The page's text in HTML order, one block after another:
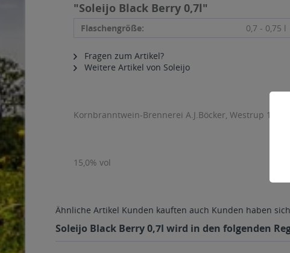
"Soleijo Black Berry 0,7l"
Flaschengröße: 0,7 - 0,75 l
Fragen zum Artikel?
Weitere Artikel von Soleijo
Kornbranntwein-Brennerei A.J.Böcker, Westrup 10,
15,0% vol
Ähnliche Artikel Kunden kauften auch Kunden haben
Soleijo Black Berry 0,7l wird in den folgenden